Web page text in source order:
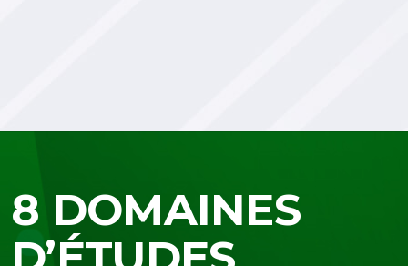
8 DOMAINES